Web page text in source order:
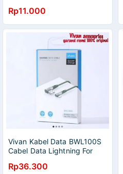
Rp11.000
Vivan Kabel Data BWL100S
Cabel Data Lightning For
Original Resmi
Rp36.300